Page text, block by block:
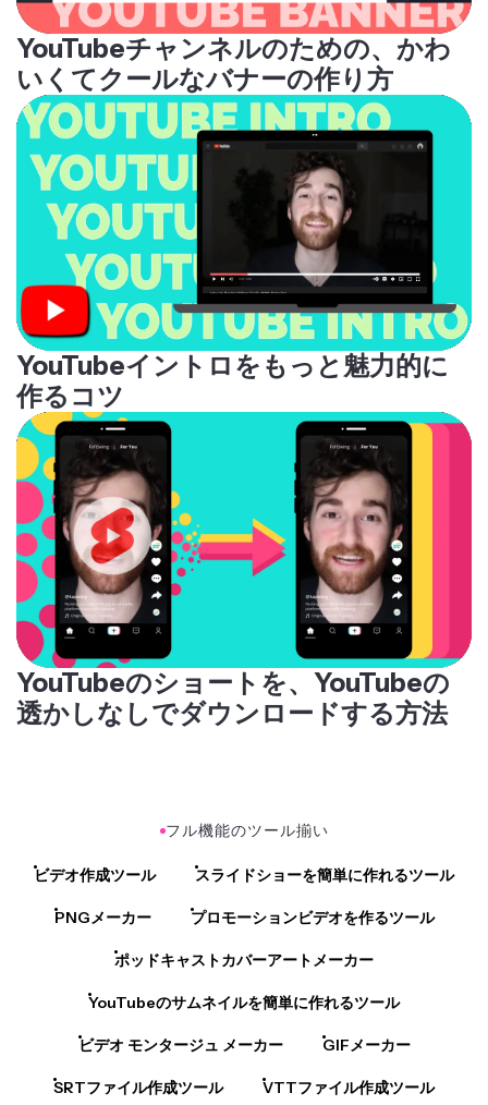
YouTubeチャンネルのための、かわ
いくてクールなバナーの作り方
YouTubeイントロをもっと魅力的に
作るコツ
YouTubeのショートを、YouTubeの
透かしなしでダウンロードする方法
フル機能のツール揃い
ビデオ作成ツール スライドショーを簡単に作れるツール
PNGメーカー プロモーションビデオを作るツール
ポッドキャストカバーアートメーカー
YouTubeのサムネイルを簡単に作れるツール
ビデオ モンタージュ メーカー GIFメーカー
SRTファイル作成ツール VTTファイル作成ツール